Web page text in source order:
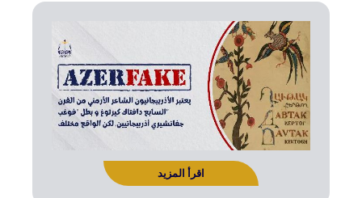
اقرأ المزيد